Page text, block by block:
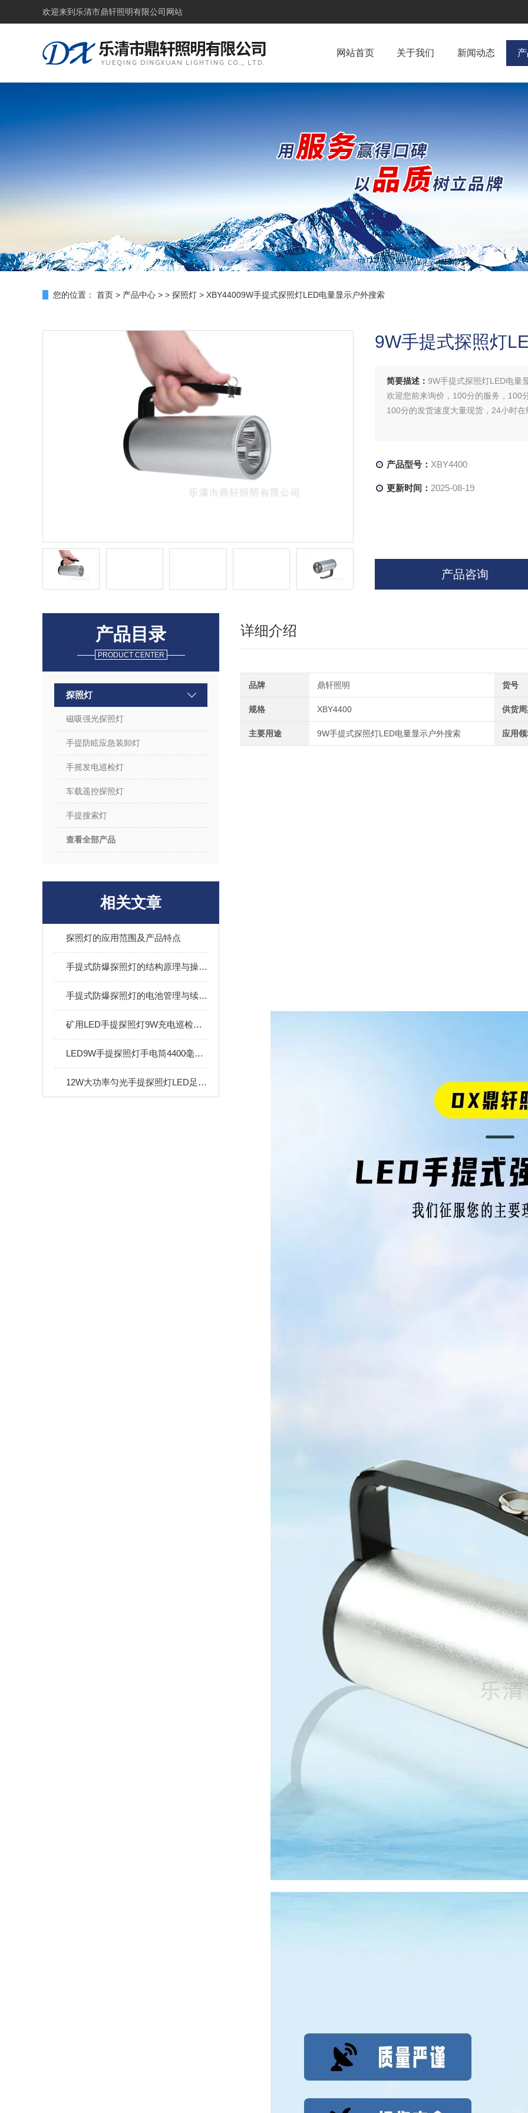
欢迎来到 乐清市鼎轩照明有限公司网站
网站首页 关于我们 新闻动态
您的位置： 首页 > 产品中心 > > 探照灯 > XBY44009W手提式探照灯LED电量显示户外搜索
9W手提式探照灯
简要描述： 9W手提式探照灯LED电量
欢迎您前来询价，100分的服务，100
100分的发货速度大量现货，24小时
产品型号： XBY4400
更新时间： 2025-08-19
产品咨询
产品目录
PRODUCT CENTER
探照灯
磁吸强光探照灯
手提防眩应急装卸灯
手摇发电巡检灯
车载遥控探照灯
手提搜索灯
查看全部产品
相关文章
探照灯的应用范围及产品特点
手提式防爆探照灯的结构原理与操作维护全指南
手提式防爆探照灯的电池管理与续航能力优化
矿用LED手提探照灯9W充电巡检应急11.1V防水强光手电筒
LED9W手提探照灯手电筒4400毫安锂电池铝合金耐摔
12W大功率匀光手提探照灯LED足迹痕迹勘察搜索电量显示IP65
详细介绍
品牌 鼎轩照明 货号
规格 XBY4400 供货
主要用途 9W手提式探照灯LED电量显示户外搜索 应用